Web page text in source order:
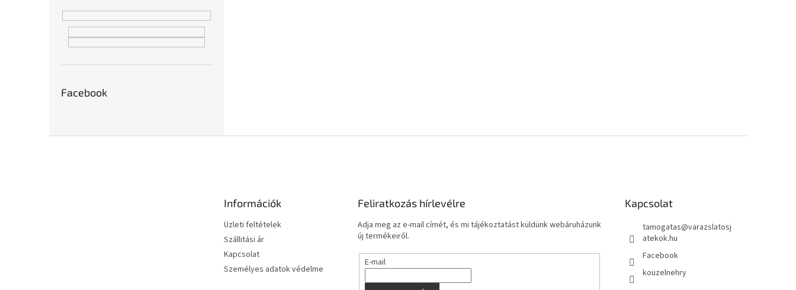
Facebook
Információk
Üzleti feltételek
Szállitási ár
Kapcsolat
Személyes adatok védelme
Feliratkozás hírlevélre
Adja meg az e-mail címét, és mi tájékoztatást küldünk webáruházunk
új termékeiről.
E-mail
Kapcsolat
tamogatas@varazslatosj
atekok.hu
Facebook
kouzelnehry